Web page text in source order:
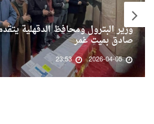
وزير البترول ومحافظ الدقهلية
صادق بميت غمر
2026-04-05
23:53